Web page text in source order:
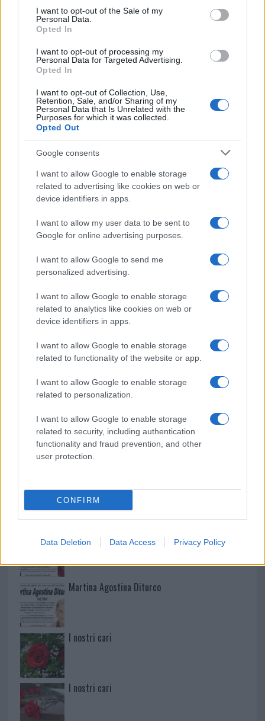
consent section.
I want to opt-out of the Sale of my
Personal Data.
Opted In
I want to opt-out of processing my
Personal Data for Targeted Advertising.
Opted In
I want to opt-out of Collection, Use,
Retention, Sale, and/or Sharing of my
Personal Data that Is Unrelated with the
Purposes for which it was collected.
Opted Out
Google consents
I want to allow Google to enable storage
related to advertising like cookies on web or
device identifiers in apps.
I want to allow my user data to be sent to
Google for online advertising purposes.
I want to allow Google to send me
personalized advertising.
I want to allow Google to enable storage
related to analytics like cookies on web or
device identifiers in apps.
I want to allow Google to enable storage
related to functionality of the website or app.
I want to allow Google to enable storage
related to personalization.
I want to allow Google to enable storage
related to security, including authentication
functionality and fraud prevention, and other
user protection.
CONFIRM
Data Deletion Data Access Privacy Policy
Meteo Olbia 9 agosto, temperature in calo
va avanti: “Sicilia, ci sono”
Jovanotti, Gabry Ponte e Alfa: Olbia ombelico del
mondo per una notte
Giorgia Meloni a La Maddalena, la vicesindaco:
“Orgoglio e discrezione per visita privata̶…
Incendio nella notte a Olbia, a fuoco due furgoni
vigili del fuoco a Rudalza
NECROLOGIE
Mario Malu
Paolo Pinna
Martina Agostina Diturco
I nostri cari
I nostri cari